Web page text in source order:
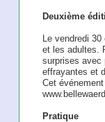
Deuxième
Le vendredi
et les adultes.
surprises avec
effrayantes et
Cet
Pratique